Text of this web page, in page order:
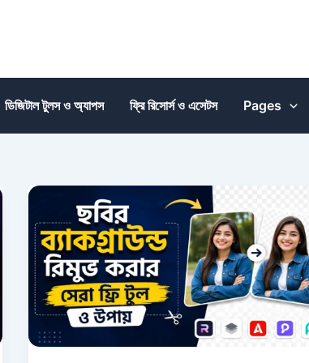
ডিজিটাল টুলস ও অ্যাপস ফ্রি রিসোর্স ও এসেটস Pages